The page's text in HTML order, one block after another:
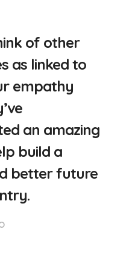
of other
as linked to
empathy
an amazing
build a
better future